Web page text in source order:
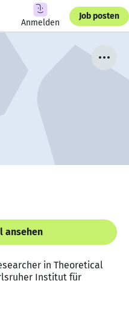
Anmelden
Job posten
ansehen
in Theoretical
Institut für